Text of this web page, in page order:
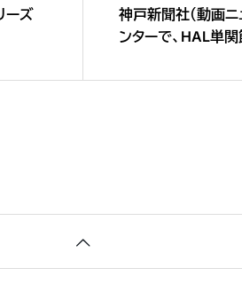
ーズ
神戸新聞社（動画
ンターで、HAL単